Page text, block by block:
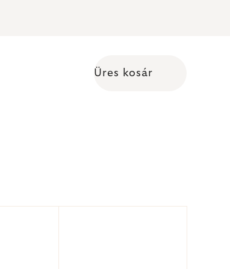
Üres kosár